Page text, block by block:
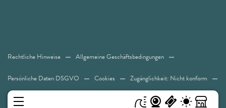
Rechtliche Hinweise Allgemeine Geschäftsbedingungen
Persönliche Daten DSGVO Cookies Zugänglichkeit: Nicht konform
Sitemap